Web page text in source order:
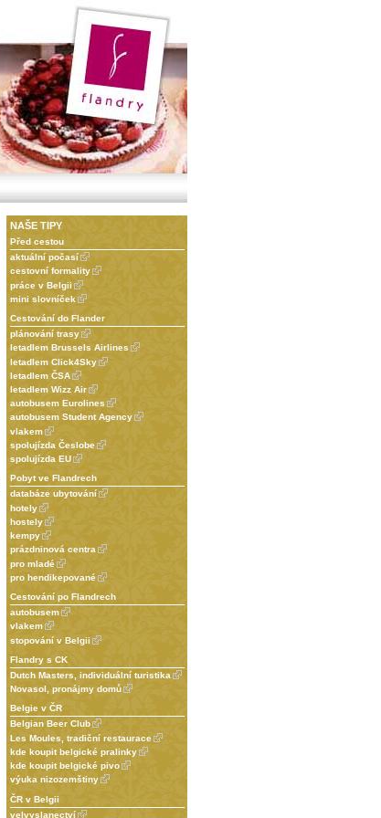
NAŠE TIPY
Před cestou
aktuální počasí
cestovní formality
práce v Belgii
mini slovníček
Cestování do Flander
plánování trasy
letadlem Brussels Airlines
letadlem Click4Sky
letadlem ČSA
letadlem Wizz Air
autobusem Eurolines
autobusem Student Agency
vlakem
spolujízda Česlobe
spolujízda EU
Pobyt ve Flandrech
databáze ubytování
hotely
hostely
kempy
prázdninová centra
pro mladé
pro hendikepované
Cestování po Flandrech
autobusem
vlakem
stopování v Belgii
Flandry s CK
Dutch Masters, individuální turistika
Novasol, pronájmy domů
Belgie v ČR
Belgian Beer Club
Les Moules, tradiční restaurace
kde koupit belgické pralinky
kde koupit belgické pivo
výuka nizozemštiny
ČR v Belgii
velvyslanectví